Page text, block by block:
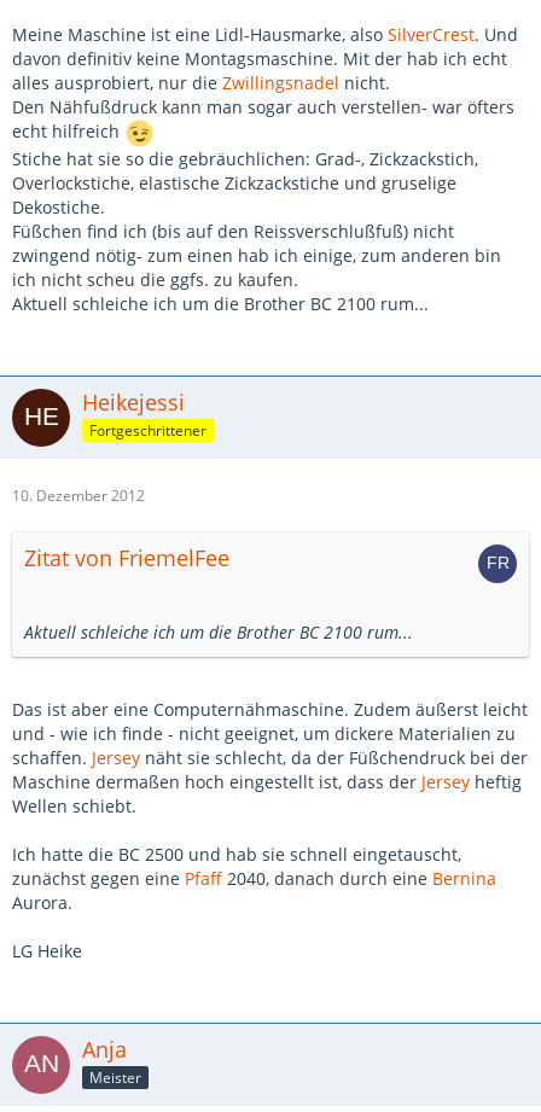
Meine Maschine ist eine Lidl-Hausmarke, also SilverCrest. Und
davon definitiv keine Montagsmaschine. Mit der hab ich echt
alles ausprobiert, nur die Zwillingsnadel nicht.
Den Nähfußdruck kann man sogar auch verstellen- war öfters
echt hilfreich
Stiche hat sie so die gebräuchlichen: Grad-, Zickzackstich,
Overlockstiche, elastische Zickzackstiche und gruselige
Dekostiche.
Füßchen find ich (bis auf den Reissverschlußfuß) nicht
zwingend nötig- zum einen hab ich einige, zum anderen bin
ich nicht scheu die ggfs. zu kaufen.
Aktuell schleiche ich um die Brother BC 2100 rum...
Heikejessi
Fortgeschrittener
10. Dezember 2012
Zitat von FriemelFee
Aktuell schleiche ich um die Brother BC 2100 rum...
Das ist aber eine Computernähmaschine. Zudem äußerst leicht
und - wie ich finde - nicht geeignet, um dickere Materialien zu
schaffen. Jersey näht sie schlecht, da der Füßchendruck bei der
Maschine dermaßen hoch eingestellt ist, dass der Jersey heftig
Wellen schiebt.
Ich hatte die BC 2500 und hab sie schnell eingetauscht,
zunächst gegen eine Pfaff 2040, danach durch eine Bernina
Aurora.
LG Heike
Anja
Meister